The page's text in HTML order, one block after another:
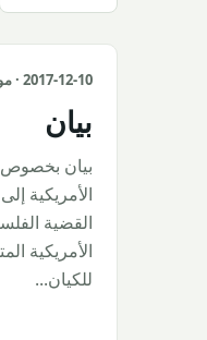
2017-12-10 · موقف النقابة الوطنية للفاحصين لمختلف الأوضاع
بيان
بيان بخصوص
الأمريكية
القضية
الأمريكية
للكيان...